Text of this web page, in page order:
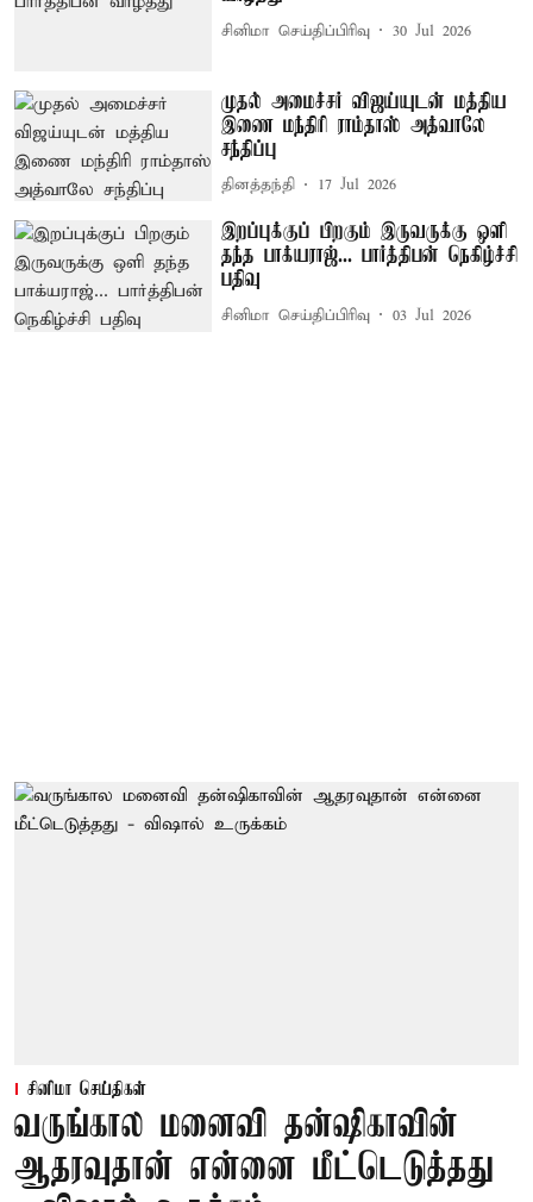
சினிமா செய்திப்பிரிவு 30 Jul 2026
முதல் அமைச்சர் விஜய்யுடன் மத்திய
இணை மந்திரி ராம்தாஸ் அத்வாலே
சந்திப்பு
தினத்தந்தி 17 Jul 2026
இறப்புக்குப் பிறகும் இருவருக்கு ஒளி
தந்த பாக்யராஜ்... பார்த்திபன் நெகிழ்ச்சி
பதிவு
சினிமா செய்திப்பிரிவு 03 Jul 2026
சினிமா செய்திகள்
வருங்கால மனைவி தன்ஷிகாவின்
ஆதரவுதான் என்னை மீட்டெடுத்தது